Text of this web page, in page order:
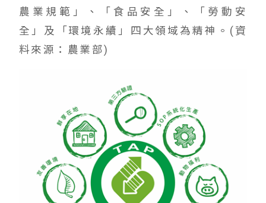
農業規範」、「食品安全」、「勞動安
全」及「環境永續」四大領域為精神。(資
料來源：農業部)